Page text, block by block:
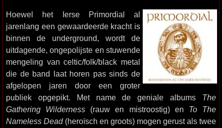
Hoewel het Ierse Primordial al
jarenlang een gewaardeerde kracht is
binnen de underground, wordt de
uitdagende, ongepolijste en stuwende
mengeling van celtic/folk/black metal
die de band laat horen pas sinds de
afgelopen jaren door een groter
publiek opgepikt. Met name de geniale albums The
Gathering Wilderness (rauw en mistroostig) en To The
Nameless Dead(heroïsch en groots) mogen gerust als twee